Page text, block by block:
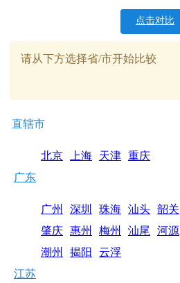
点击对比
请从下方选择省/市开始比较
直辖市
北京 上海 天津 重庆
广东
广州 深圳 珠海 汕头 韶关
肇庆 惠州 梅州 汕尾 河源
潮州
揭阳
云浮
江苏